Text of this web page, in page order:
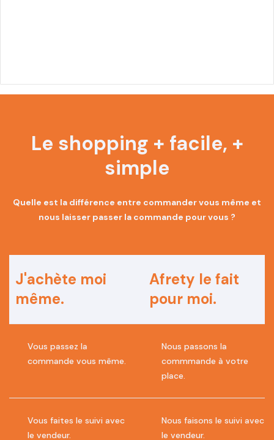
Le shopping + facile, +
simple
Quelle est la différence entre commander vous même et
nous laisser passer la commande pour vous ?
J'achète moi
même.
Afrety le fait
pour moi.
Vous passez la
commande vous même.
Nous passons la
commmande à votre
place.
Vous faites le suivi avec
le vendeur.
Nous faisons le suivi avec
le vendeur.